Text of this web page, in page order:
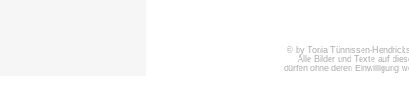
© by Tonia Tünnissen-
Alle Bilder und Texte auf
dürfen ohne deren Einwilligung